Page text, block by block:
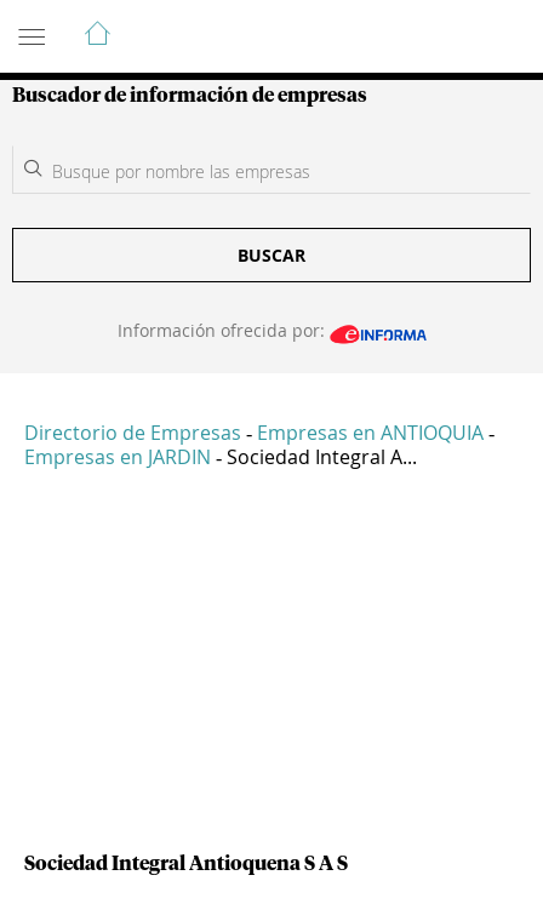
Guía de Empresas Colombianas
Buscador de información de empresas
BUSCAR
Información ofrecida por:
Directorio de Empresas - Empresas en ANTIOQUIA -
Empresas en JARDIN - Sociedad Integral A...
Sociedad Integral Antioquena S A S